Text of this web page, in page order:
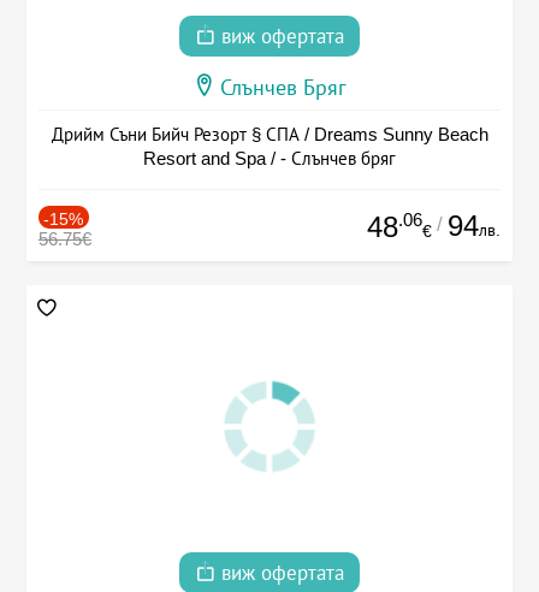
виж офертата
Слънчев Бряг
Дрийм Съни Бийч Резорт § СПА / Dreams Sunny Beach
Resort and Spa / - Слънчев бряг
-15%
56.75€ 48.06
€ / 94лв.
виж офертата